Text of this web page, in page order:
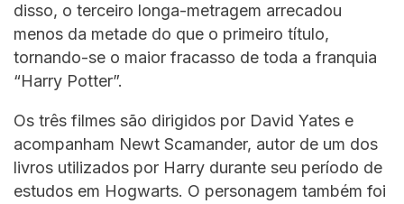
disso, o terceiro longa-metragem arrecadou
menos da metade do que o primeiro título,
tornando-se o maior fracasso de toda a franquia
“Harry Potter”.
Os três filmes são dirigidos por David Yates e
acompanham Newt Scamander, autor de um dos
livros utilizados por Harry durante seu período de
estudos em Hogwarts. O personagem também foi